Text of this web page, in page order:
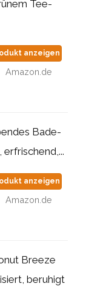
Tee-
anzeigen
Amazon.de
Bade-
anzeigen
Amazon.de
Breeze
beruhigt